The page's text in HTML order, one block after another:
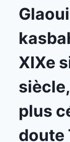
XIXe
plus
doute